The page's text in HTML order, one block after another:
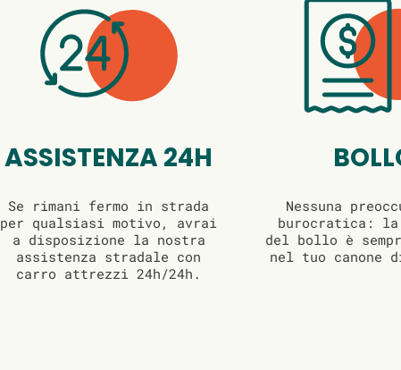
ASSISTENZA 24H
Se rimani fermo in strada
per qualsiasi motivo, avrai
a disposizione la nostra
assistenza stradale con
carro attrezzi 24h/24h.
Nessuna
burocratica: la
del bollo è
nel tuo canone